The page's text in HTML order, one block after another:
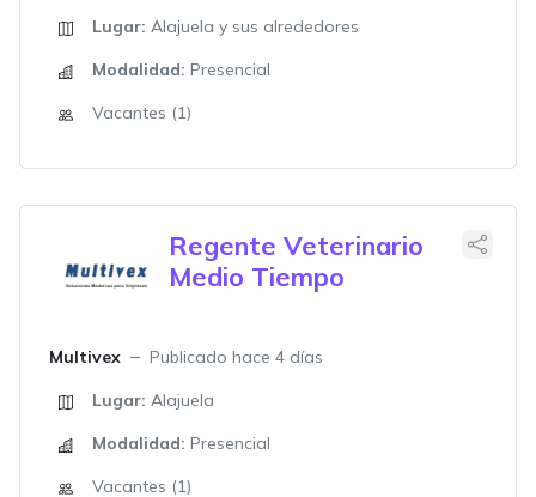
Lugar: Alajuela y sus alrededores
Modalidad: Presencial
Vacantes (1)
Regente Veterinario
Medio Tiempo
Multivex
Publicado hace 4 días
Lugar: Alajuela
Modalidad: Presencial
Vacantes (1)